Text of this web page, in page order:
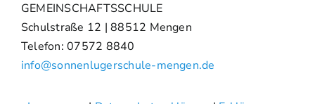
GEMEINSCHAFTSSCHULE
Schulstraße 12 | 88512 Mengen
Telefon: 07572 8840
info@sonnenlugerschule-mengen.de